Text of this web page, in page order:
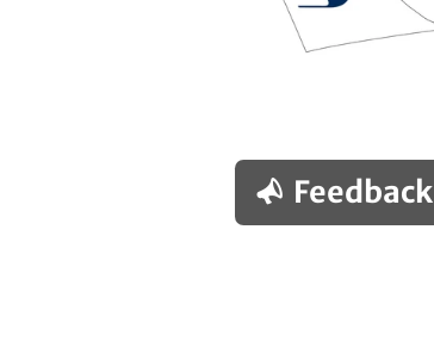
Feedback